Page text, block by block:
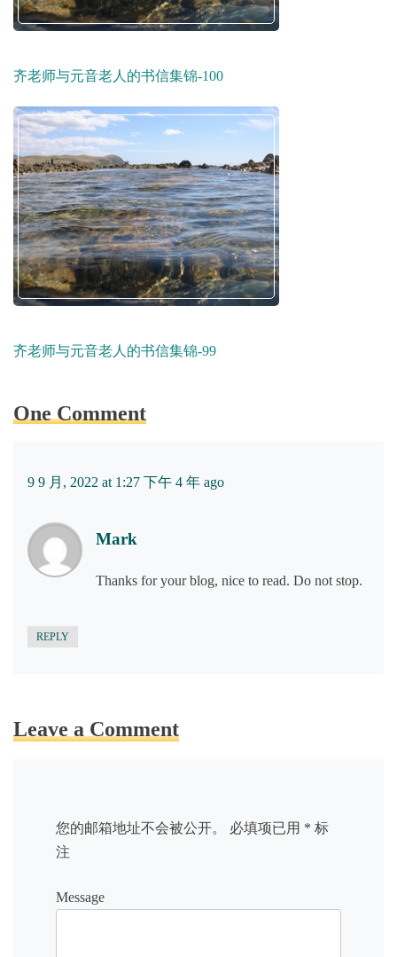
齐老师与元音老人的书信集锦-100
齐老师与元音老人的书信集锦-99
One Comment
9 9 月, 2022 at 1:27 下午 4 年 ago
Mark
Thanks for your blog, nice to read. Do not stop.
REPLY
Leave a Comment
您的邮箱地址不会被公开。 必填项已用 * 标
注
Message